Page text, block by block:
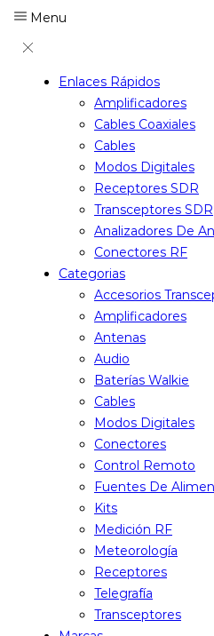
Menu
Enlaces Rápidos
Amplificadores
Cables Coaxiales
Cables
Modos Digitales
Receptores SDR
Transceptores SDR
Analizadores De
Conectores RF
Categorias
Accesorios
Amplificadores
Antenas
Audio
Baterías Walkie
Cables
Modos Digitales
Conectores
Control Remoto
Fuentes De
Kits
Medición RF
Meteorología
Receptores
Telegrafía
Transceptores